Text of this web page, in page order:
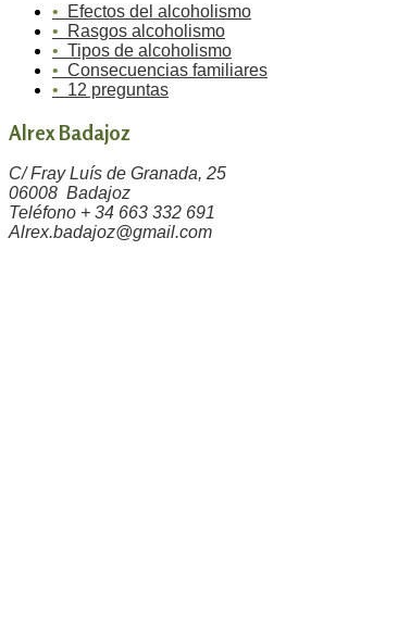
• Efectos del alcoholismo
• Rasgos alcoholismo
• Tipos de alcoholismo
• Consecuencias familiares
• 12 preguntas
Alrex Badajoz
C/ Fray Luís de Granada, 25
06008 Badajoz
Teléfono + 34 663 332 691
Alrex.badajoz@gmail.com